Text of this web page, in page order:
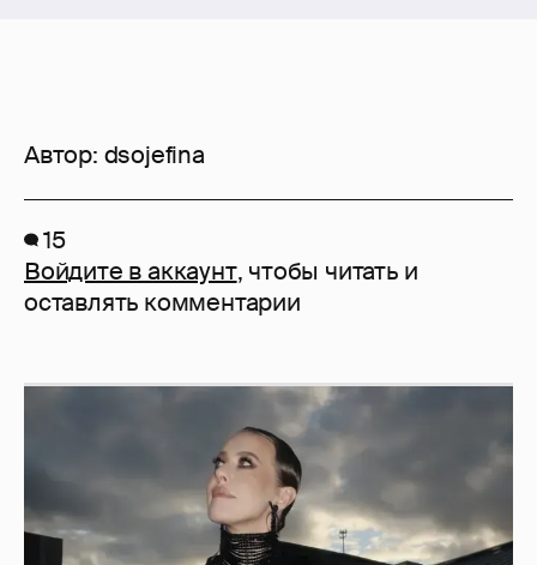
Автор: dsojefina
15
Войдите в аккаунт, чтобы читать и
оставлять комментарии